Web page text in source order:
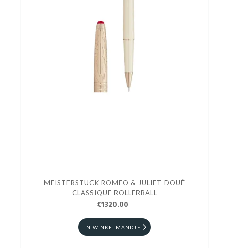
MEISTERSTÜCK ROMEO & JULIET DOUÉ
CLASSIQUE ROLLERBALL
€1320.00
IN WINKELMANDJE